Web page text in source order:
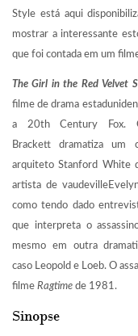
Style está aqui
mostrar a interessante
que foi contada em um
The Girl in the Red Velvet
filme de drama
a 20th Century Fox.
Brackett dramatiza um
arquiteto Stanford White
artista de
como tendo dado
que interpreta o
mesmo em outra
caso Leopold e Loeb. O
filme Ragtime de 1981.
Sinopse